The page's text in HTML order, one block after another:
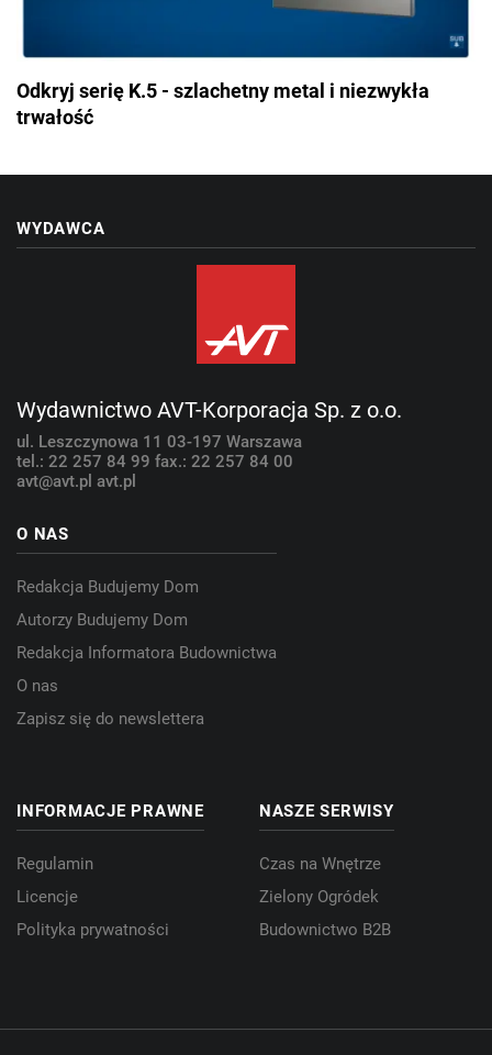
Odkryj serię K.5 - szlachetny metal i niezwykła
trwałość
WYDAWCA
Wydawnictwo AVT-Korporacja Sp. z o.o.
ul. Leszczynowa 11 03-197 Warszawa
tel.: 22 257 84 99 fax.: 22 257 84 00
avt@avt.pl avt.pl
O NAS
Redakcja Budujemy Dom
Autorzy Budujemy Dom
Redakcja Informatora Budownictwa
O nas
Zapisz się do newslettera
INFORMACJE PRAWNE
Regulamin
Licencje
Polityka prywatności
NASZE SERWISY
Czas na Wnętrze
Zielony Ogródek
Budownictwo B2B